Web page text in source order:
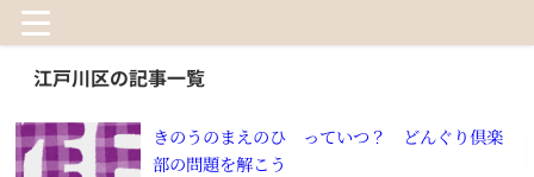
江戸川区の記事一覧
きのうのまえのひ っていつ？ どんぐり倶楽
部の問題を解こう